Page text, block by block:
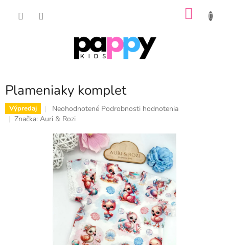
Plameniaky komplet
Výpredaj
Priemerné
hodnotenie
je
0,0
z
5
hviezdičiek.
Neohodnotené Podrobnosti hodnotenia
Značka: Auri & Rozi